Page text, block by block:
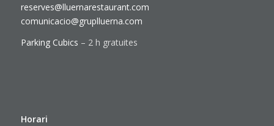
reserves@lluernarestaurant.com
comunicacio@gruplluerna.com
Parking Cubics – 2 h gratuites
Horari